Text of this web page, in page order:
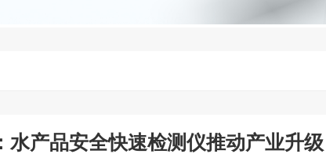
水产品安全快速检测仪推动产业升级